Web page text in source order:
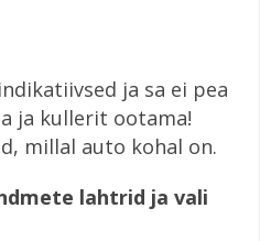
ja sa ei pea
ja kullerit ootama!
millal auto kohal on.
lahtrid ja vali